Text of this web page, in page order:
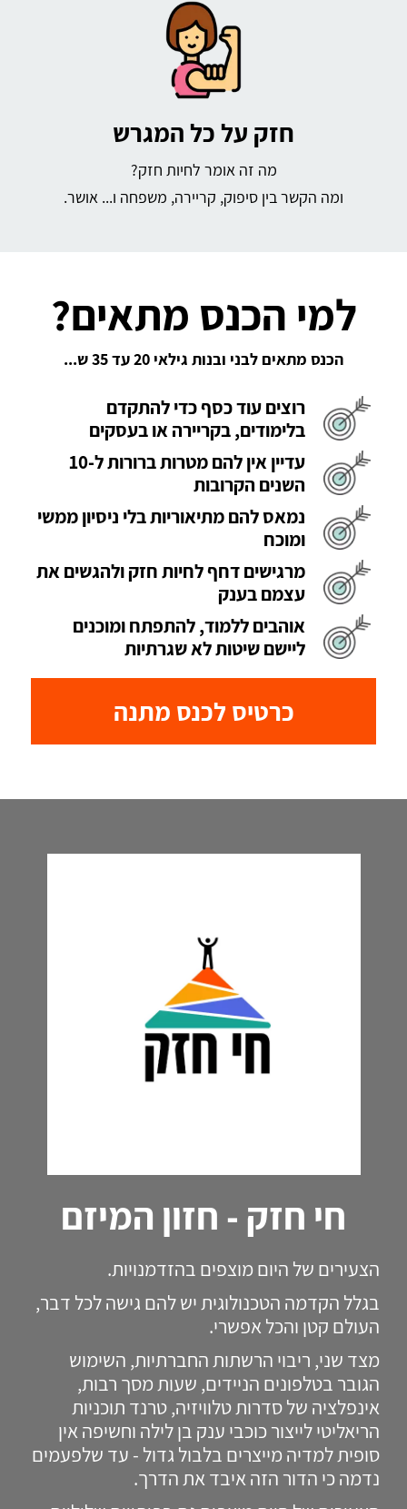
חזק על כל המגרש
מה זה אומר לחיות חזק?
ומה הקשר בין סיפוק, קריירה, משפחה ו... אושר.
למי הכנס מתאים?
הכנס מתאים לבני ובנות גילאי 20 עד 35 ש...
רוצים עוד כסף כדי להתקדם
בלימודים, בקריירה או בעסקים
עדיין אין להם מטרות ברורות ל-10
השנים הקרובות
נמאס להם מתיאוריות בלי ניסיון ממשי
ומוכח
מרגישים דחף לחיות חזק ולהגשים את
עצמם בענק
אוהבים ללמוד, להתפתח ומוכנים
ליישם שיטות לא שגרתיות
כרטיס לכנס מתנה
חי חזק - חזון המיזם
הצעירים של היום מוצפים בהזדמנויות.
בגלל הקדמה הטכנולוגית יש להם גישה לכל דבר,
העולם קטן והכל אפשרי.
מצד שני, ריבוי הרשתות החברתיות, השימוש
הגובר בטלפונים הניידים, שעות מסך רבות,
אינפלציה של סדרות טלוויזיה, טרנד תוכניות
הריאליטי לייצור כוכבי ענק בן לילה וחשיפה אין
סופית למדיה מייצרים בלבול גדול - עד שלפעמים
נדמה כי הדור הזה איבד את הדרך.